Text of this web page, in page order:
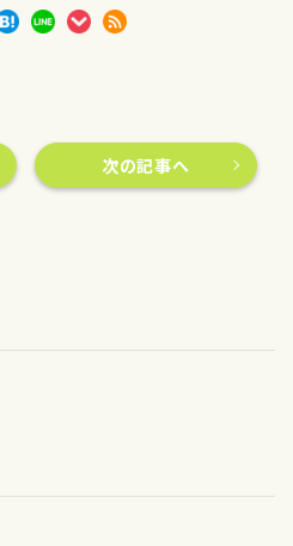
次の記事へ